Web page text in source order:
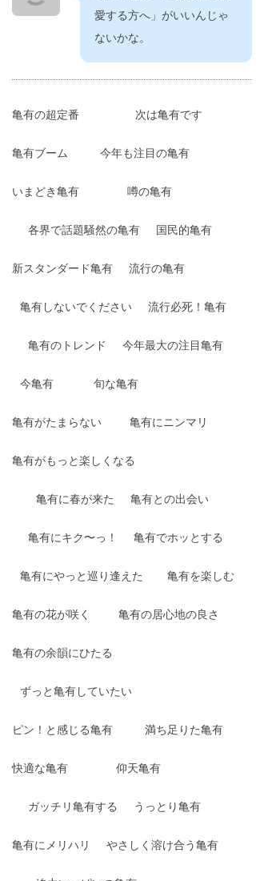
愛する方へ」がいいんじゃ
ないかな。
亀有の超定番 次は亀有です
亀有ブーム 今年も注目の亀有
いまどき亀有 噂の亀有
各界で話題騒然の亀有 国民的亀有
新スタンダード亀有 流行の亀有
亀有しないでください 流行必死！亀有
亀有のトレンド 今年最大の注目亀有
今亀有 旬な亀有
亀有がたまらない 亀有にニンマリ
亀有がもっと楽しくなる
亀有に春が来た 亀有との出会い
亀有にキク〜っ！ 亀有でホッとする
亀有にやっと巡り逢えた 亀有を楽しむ
亀有の花が咲く 亀有の居心地の良さ
亀有の余韻にひたる
ずっと亀有していたい
ピン！と感じる亀有 満ち足りた亀有
快適な亀有 仰天亀有
ガッチリ亀有する うっとり亀有
亀有にメリハリ やさしく溶け合う亀有